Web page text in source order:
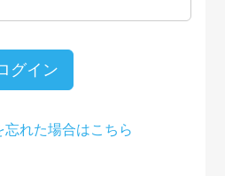
グイン
忘れた場合はこちら